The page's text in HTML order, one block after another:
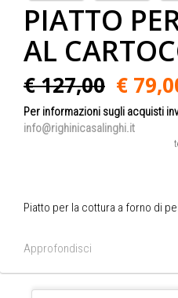
PIATTO
AL
€ 127,00 €
Per informazioni sugli acquisti
info@righinicasalinghi.it
Piatto per la cottura a forno di
Approfondisci